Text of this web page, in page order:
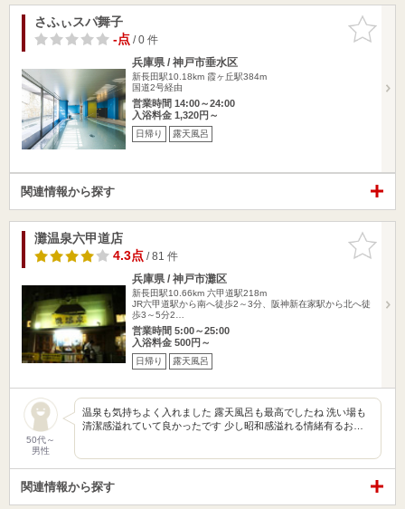
お気に入
りに追加
さふぃスパ舞子
-点/ 0 件
兵庫県 / 神戸市垂水区
新長田駅10.18km 霞ヶ丘駅384m
国道2号経由
営業時間 14:00～24:00
入浴料金 1,320円～
日帰り 露天風呂
関連情報から探す
お気に入
りに追加
灘温泉六甲道店
4.3点/ 81 件
兵庫県 / 神戸市灘区
新長田駅10.66km 六甲道駅218m
JR六甲道駅から南へ徒歩2～3分、阪神新在家駅から北へ徒
歩3～5分2…
営業時間 5:00～25:00
入浴料金 500円～
日帰り 露天風呂
50代～
男性
温泉も気持ちよく入れました 露天風呂も最高でしたね 洗い場も
清潔感溢れていて良かったです 少し昭和感溢れる情緒有るお…
関連情報から探す